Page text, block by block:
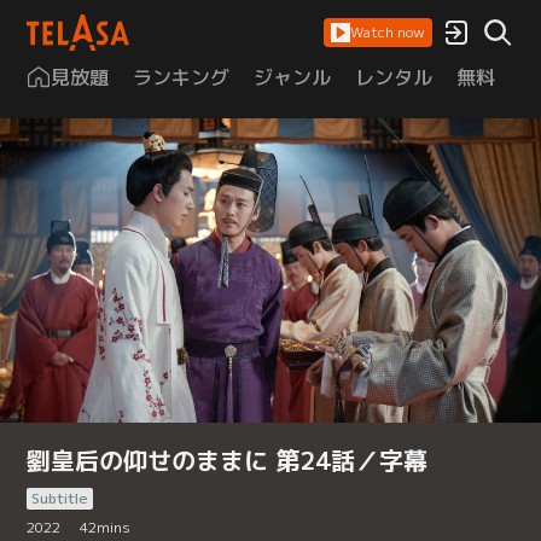
Watch now
見放題 ランキング ジャンル レンタル 無料
劉皇后の仰せのままに 第24話／字幕
Subtitle
2022
42mins